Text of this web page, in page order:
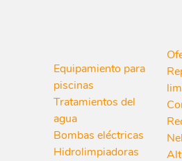
Equipamiento para
piscinas
Tratamientos del
agua
Bombas eléctricas
Hidrolimpiadoras